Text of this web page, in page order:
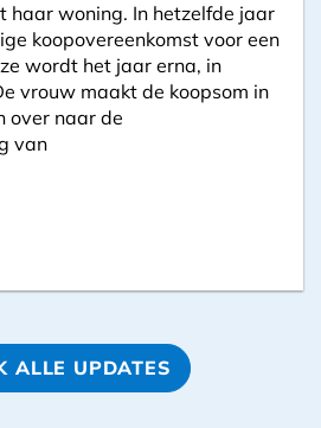
haar woning. In hetzelfde jaar
koopovereenkomst voor een
wordt het jaar erna, in
vrouw maakt de koopsom in
over naar de
van
ALLE UPDATES